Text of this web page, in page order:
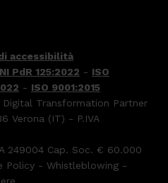
accessibilità
PdR 125:2022 - ISO
- ISO 9001:2015
Transformation Partner
Verona (IT) - P.IVA
249004 Cap. Soc. € 60.000
Policy- Whistleblowing-